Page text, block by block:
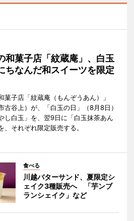
和菓子店「紋蔵庵」、白玉
ちなんだ和スイーツを限定
菓子店「紋蔵庵（もんぞうあん）」
古谷上）が、「白玉の日」（8月8日）
し白玉」を、翌9日に「白玉抹茶あん
、それぞれ限定販売する。
食べる
川越バターサンド、夏限定シ
ェイク3種販売へ 「芋ンブ
ランシェイク」など